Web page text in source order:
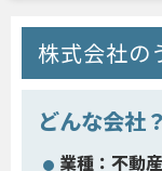
株式会社の
どんな会社？
業種：不動